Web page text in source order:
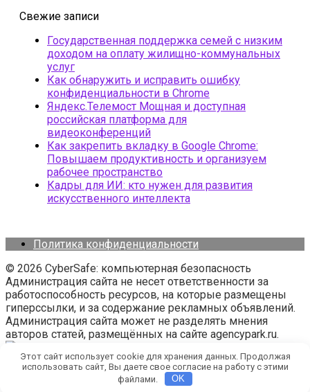
Свежие записи
Государственная поддержка семей с низким
доходом на оплату жилищно-коммунальных
услуг
Как обнаружить и исправить ошибку
конфиденциальности в Chrome
Яндекс.Телемост Мощная и доступная
российская платформа для
видеоконференций
Как закрепить вкладку в Google Chrome:
Повышаем продуктивность и организуем
рабочее пространство
Кадры для ИИ: кто нужен для развития
искусственного интеллекта
Политика конфиденциальности
© 2026 CyberSafe: компьютерная безопасность
Администрация сайта не несет ответственности за
работоспособность ресурсов, на которые размещены
гиперссылки, и за содержание рекламных объявлений.
Администрация сайта может не разделять мнения
авторов статей, размещённых на сайте agencypark.ru.
Этот сайт использует cookie для хранения данных. Продолжая
использовать сайт, Вы даете свое согласие на работу с этими
файлами.
OK